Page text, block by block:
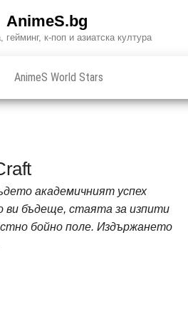
AnimeS.bg
к-поп и азиатска култура
AnimeS World Stars
академичният успех
ви бъдеще, стаята за изпити
бойно поле. Издържането